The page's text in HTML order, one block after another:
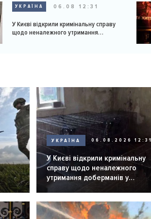
УКРАЇНА 06.08 12:31
У Києві відкрили кримінальну справу
щодо неналежного утримання
УКРАЇНА 06.08.2026 12:31
У Києві відкрили кримінальну
справу щодо неналежного
утримання доберманів у
розпліднику